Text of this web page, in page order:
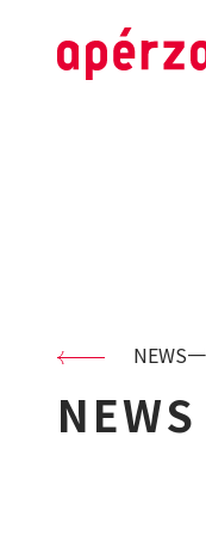
NEWS
NEWS